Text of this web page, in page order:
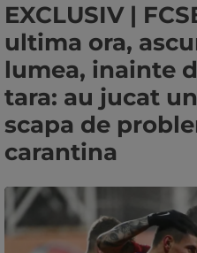
EXCLUSIV |
ultima ora,
lumea, inainte
tara: au jucat
scapa de
carantina